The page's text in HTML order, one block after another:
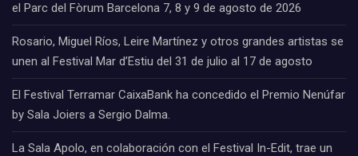
el Parc del Fòrum Barcelona 7, 8 y 9 de agosto de 2026
Rosario, Miguel Ríos, Leire Martínez y otros grandes artistas se
unen al Festival Mar d’Estiu del 31 de julio al 17 de agosto
El Festival Terramar CaixaBank ha concedido el Premio Nenúfar
by Sala Joiers a Sergio Dalma.
La Sala Apolo, en colaboración con el Festival In-Edit, trae un